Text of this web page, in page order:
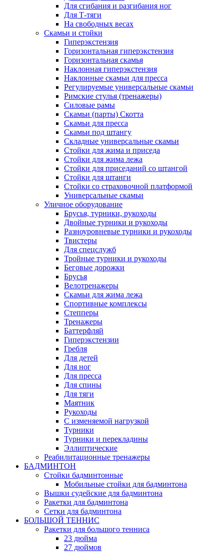
Для сгибания и разгибания ног
Для Т-тяги
На свободных весах
Скамьи и стойки
Гиперэкстензия
Горизонтальная гиперэкстензия
Горизонтальная скамья
Наклонная гиперэкстензия
Наклонные скамьи для пресса
Регулируемые универсальные скамьи
Римские стулья (тренажеры)
Силовые рамы
Скамьи (парты) Скотта
Скамьи для пресса
Скамьи под штангу
Складные универсальные скамьи
Стойки для жима и приседа
Стойки для жима лежа
Стойки для приседаний со штангой
Стойки для штанги
Стойки со страховочной платформой
Универсальные скамьи
Уличное оборудование
Брусья, турники, рукоходы
Двойные турники и рукоходы
Разноуровневые турники и рукоходы
Твистеры
Для спецслужб
Тройные турники и рукоходы
Беговые дорожки
Брусья
Велотренажеры
Скамьи для жима лежа
Спортивные комплексы
Степперы
Тренажеры
Баттерфляй
Гиперэкстензии
Гребля
Для детей
Для ног
Для пресса
Для спины
Для тяги
Маятник
Рукоходы
С изменяемой нагрузкой
Турники
Турники и перекладины
Эллиптические
Реабилитационные тренажеры
БАДМИНТОН
Стойки бадминтонные
Мобильные стойки для бадминтона
Вышки судейские для бадминтона
Ракетки для бадминтона
Сетки для бадминтона
БОЛЬШОЙ ТЕННИС
Ракетки для большого тенниса
23 дюйма
27 дюймов